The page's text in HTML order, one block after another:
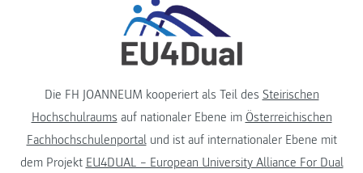
Die FH JOANNEUM kooperiert als Teil des Steirischen
Hochschulraums auf nationaler Ebene im Österreichischen
Fachhochschulenportalund ist auf internationaler Ebene mit
dem Projekt EU4DUAL – European University Alliance For Dual